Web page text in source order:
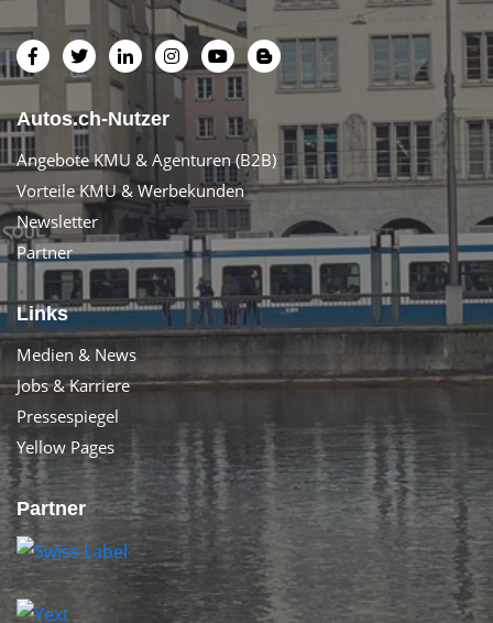
Autos.ch-Nutzer
Angebote KMU & Agenturen (B2B)
Vorteile KMU & Werbekunden
Newsletter
Partner
Links
Medien & News
Jobs & Karriere
Pressespiegel
Yellow Pages
Partner